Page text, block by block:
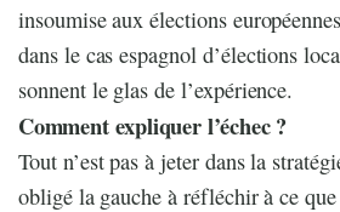
insoumise aux élections
dans le cas espagnol d’élections
sonnent le glas de l’expérience.
Comment expliquer l’échec ?
Tout n’est pas à jeter dans la
obligé la gauche à réfléchir à ce